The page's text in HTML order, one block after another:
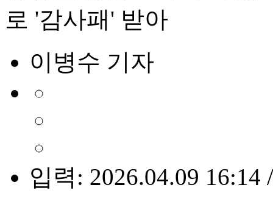
로 '감사패' 받아
이병수 기자
입력: 2026.04.09 16:14